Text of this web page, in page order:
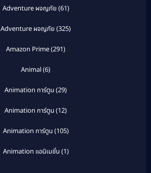
Adventure ผจญภัย (61)
Adventure ผจญภัย (325)
Amazon Prime(291)
Animal(6)
Animation การ์ตูน (29)
Animation การ์ตูน (12)
Animation การ์ตูน (105)
Animation แอนิเมชั่น (1)